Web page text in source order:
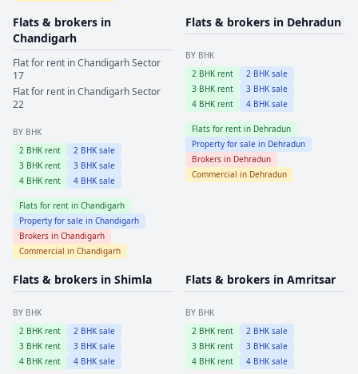
Flats & brokers in
Chandigarh
Flat for rent inChandigarhSector
17
Flat for rent inChandigarhSector
22
BY BHK
2 BHK rent 2 BHK sale
3 BHK rent 3 BHK sale
4 BHK rent 4 BHK sale
Flats for rent in Chandigarh
Property for sale in Chandigarh
Brokers in Chandigarh
Commercial in Chandigarh
Flats & brokers in Dehradun
BY BHK
2 BHK rent 2 BHK sale
3 BHK rent 3 BHK sale
4 BHK rent 4 BHK sale
Flats for rent in Dehradun
Property for sale in Dehradun
Brokers in Dehradun
Commercial in Dehradun
Flats & brokers in Shimla
BY BHK
2 BHK rent 2 BHK sale
3 BHK rent 3 BHK sale
4 BHK rent 4 BHK sale
Flats & brokers in Amritsar
BY BHK
2 BHK rent 2 BHK sale
3 BHK rent 3 BHK sale
4 BHK rent 4 BHK sale